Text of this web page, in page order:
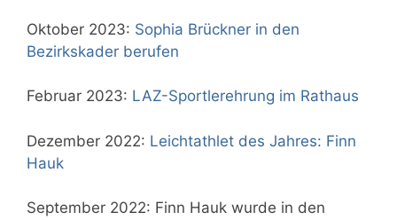
Oktober 2023: Sophia Brückner in den
Bezirkskader berufen
Februar 2023: LAZ-Sportlerehrung im Rathaus
Dezember 2022: Leichtathlet des Jahres: Finn
Hauk
September 2022: Finn Hauk wurde in den